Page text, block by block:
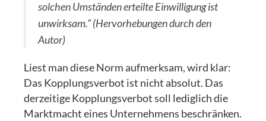
solchen Umständen erteilte Einwilligung ist
unwirksam.“ (Hervorhebungen durch den
Autor)
Liest man diese Norm aufmerksam, wird klar:
Das Kopplungsverbot ist nicht absolut. Das
derzeitige Kopplungsverbot soll lediglich die
Marktmacht eines Unternehmens beschränken.